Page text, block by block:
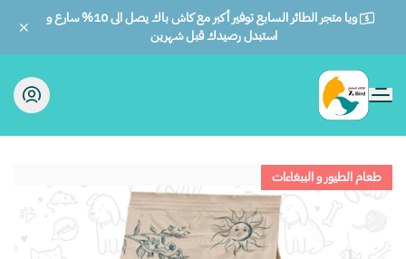
ويا متجر الطائر السابع توفير أكبر مع كاش باك يصل الى 10% سارع و
استبدل رصيدك قبل شهرين
الطائر السابع للحيوانات
طعام الطيور و الببغاءات